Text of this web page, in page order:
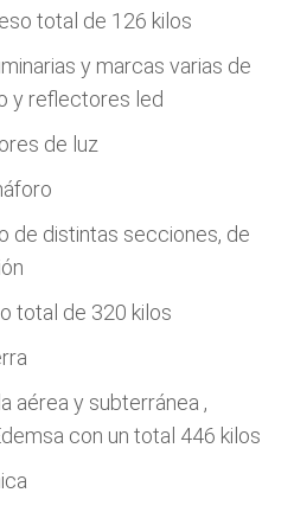
total de 126 kilos
y marcas varias de
y reflectores led
de luz
de distintas secciones, de
total de 320 kilos
aérea y subterránea ,
con un total 446 kilos